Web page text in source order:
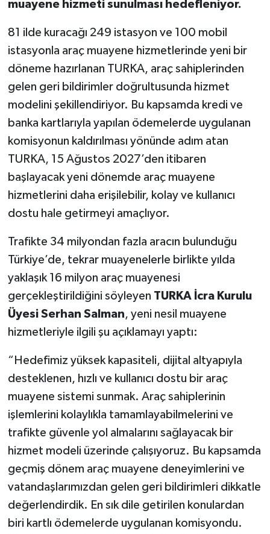
muayene hizmeti sunulması hedefleniyor.
81 ilde kuracağı 249 istasyon ve 100 mobil
istasyonla araç muayene hizmetlerinde yeni bir
döneme hazırlanan TURKA, araç sahiplerinden
gelen geri bildirimler doğrultusunda hizmet
modelini şekillendiriyor. Bu kapsamda kredi ve
banka kartlarıyla yapılan ödemelerde uygulanan
komisyonun kaldırılması yönünde adım atan
TURKA, 15 Ağustos 2027’den itibaren
başlayacak yeni dönemde araç muayene
hizmetlerini daha erişilebilir, kolay ve kullanıcı
dostu hale getirmeyi amaçlıyor.
Trafikte 34 milyondan fazla aracın bulunduğu
Türkiye’de, tekrar muayenelerle birlikte yılda
yaklaşık 16 milyon araç muayenesi
gerçekleştirildiğini söyleyen TURKA İcra Kurulu
Üyesi Serhan Salman, yeni nesil muayene
hizmetleriyle ilgili şu açıklamayı yaptı:
“Hedefimiz yüksek kapasiteli, dijital altyapıyla
desteklenen, hızlı ve kullanıcı dostu bir araç
muayene sistemi sunmak. Araç sahiplerinin
işlemlerini kolaylıkla tamamlayabilmelerini ve
trafikte güvenle yol almalarını sağlayacak bir
hizmet modeli üzerinde çalışıyoruz. Bu kapsamda
geçmiş dönem araç muayene deneyimlerini ve
vatandaşlarımızdan gelen geri bildirimleri dikkatle
değerlendirdik. En sık dile getirilen konulardan
biri kartlı ödemelerde uygulanan komisyondu.